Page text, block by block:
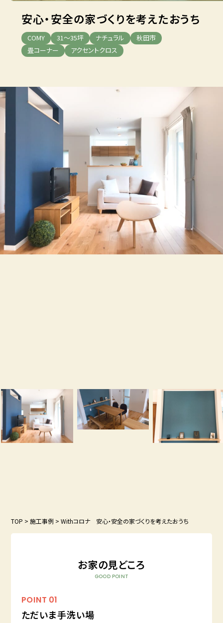
安心・安全の家づくりを考えたおうち
COMY 31～35坪 ナチュラル
秋田市
畳コーナー
アクセントクロス
TOP >施工事例 >Withコロナ 安心・安全の家づくりを考えたおうち
お家の見どころ
GOOD POINT
POINT 01
ただいま手洗い場